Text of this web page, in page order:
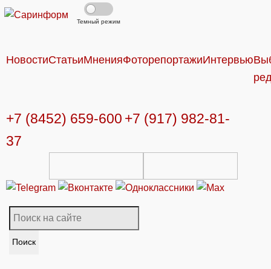
Темный режим
НовостиСтатьиМненияФоторепортажиИнтервью
+7 (8452) 659-600 +7 (917) 982-81-
37
Поиск